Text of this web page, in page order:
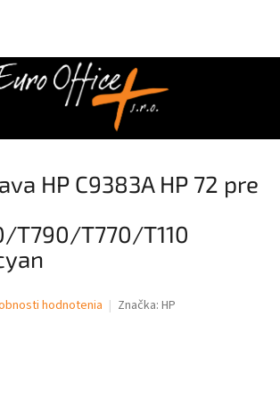
HP C9383A HP 72 pre
T790/T770/T110
hodnotenia Značka: HP